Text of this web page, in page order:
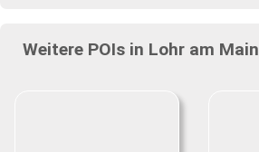
Weitere POIs in Lohr am Main